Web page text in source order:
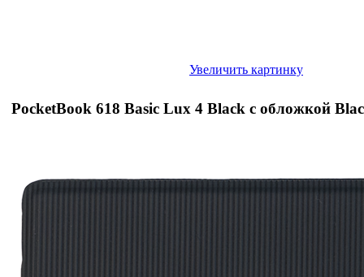
Увеличить картинку
PocketBook 618 Basic Lux 4 Black с обложкой